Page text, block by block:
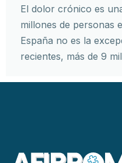
El dolor crónico es
millones de personas
España no es la
recientes, más de 9